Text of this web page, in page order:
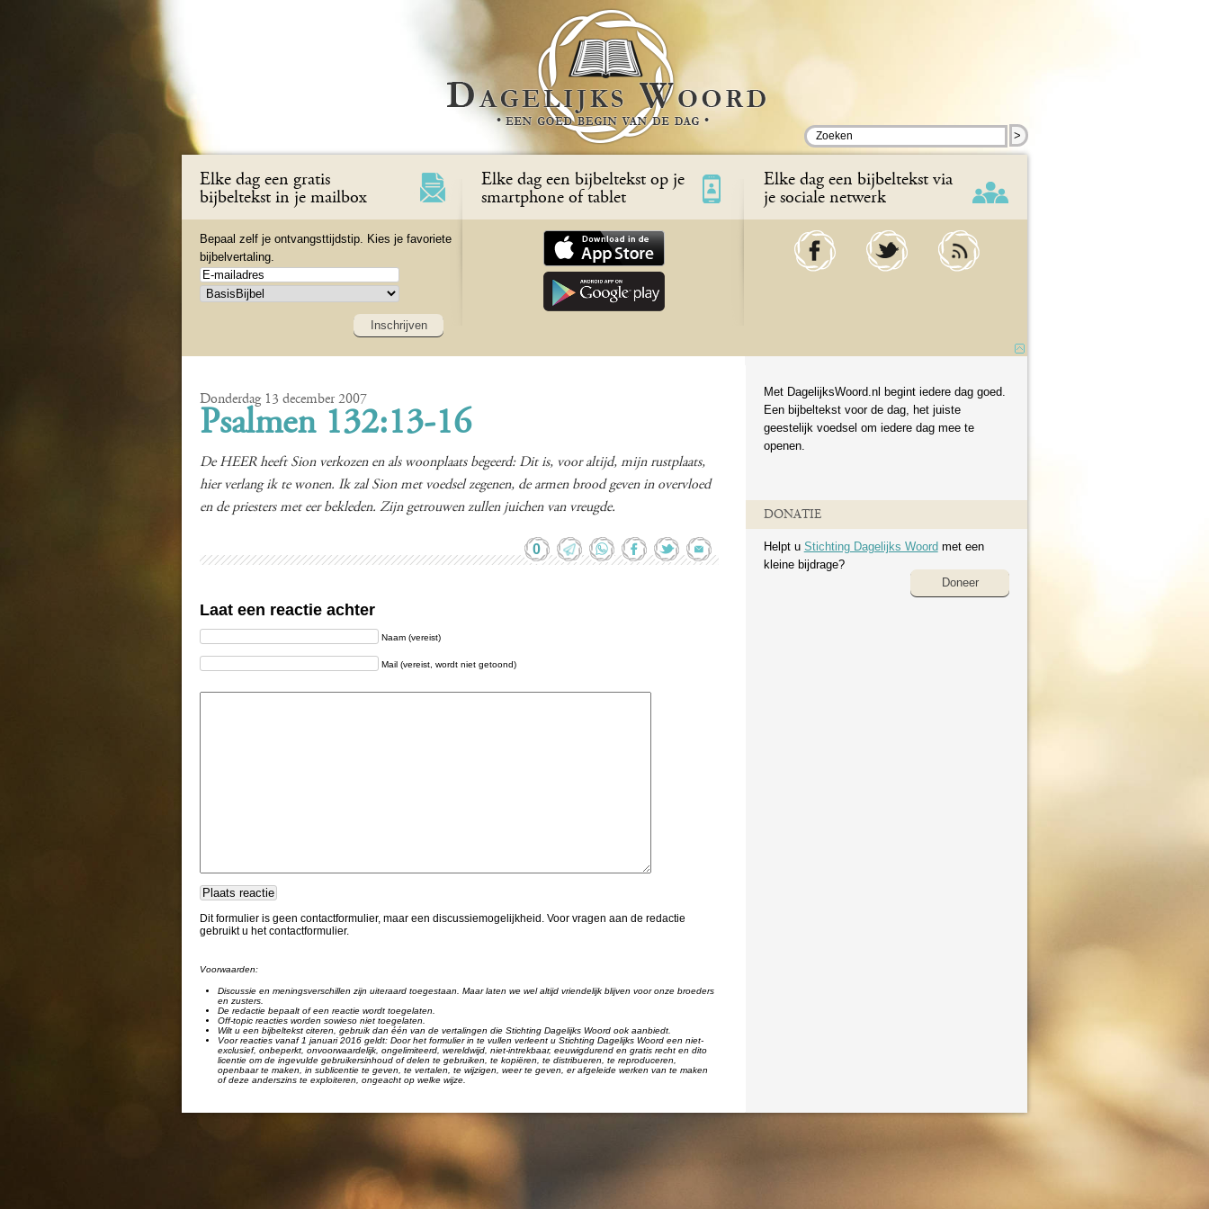
>
Elke dag een gratis
bijbeltekst in je mailbox
Bepaal zelf je ontvangsttijdstip. Kies je favoriete
bijbelvertaling.
Inschrijven
Elke dag een bijbeltekst op je
smartphone of tablet
Elke dag een bijbeltekst via
je sociale netwerk
Donderdag 13 december 2007
Psalmen 132:13-16
De HEER heeft Sion verkozen en als woonplaats begeerd: Dit is, voor altijd, mijn rustplaats,
hier verlang ik te wonen. Ik zal Sion met voedsel zegenen, de armen brood geven in overvloed
en de priesters met eer bekleden. Zijn getrouwen zullen juichen van vreugde.
0
Laat een reactie achter
Naam (vereist)
Mail (vereist, wordt niet getoond)
Dit formulier is geen contactformulier, maar een discussiemogelijkheid. Voor vragen aan de redactie
gebruikt u het contactformulier.
Voorwaarden:
Discussie en meningsverschillen zijn uiteraard toegestaan. Maar laten we wel altijd vriendelijk blijven voor onze broeders
en zusters.
De redactie bepaalt of een reactie wordt toegelaten.
Off-topic reacties worden sowieso niet toegelaten.
Wilt u een bijbeltekst citeren, gebruik dan één van de vertalingen die Stichting Dagelijks Woord ook aanbiedt.
Voor reacties vanaf 1 januari 2016 geldt: Door het formulier in te vullen verleent u Stichting Dagelijks Woord een niet-
exclusief, onbeperkt, onvoorwaardelijk, ongelimiteerd, wereldwijd, niet-intrekbaar, eeuwigdurend en gratis recht en dito
licentie om de ingevulde gebruikersinhoud of delen te gebruiken, te kopiëren, te distribueren, te reproduceren,
openbaar te maken, in sublicentie te geven, te vertalen, te wijzigen, weer te geven, er afgeleide werken van te maken
of deze anderszins te exploiteren, ongeacht op welke wijze.
Met DagelijksWoord.nl begint iedere dag goed.
Een bijbeltekst voor de dag, het juiste
geestelijk voedsel om iedere dag mee te
openen.
DONATIE
Helpt u Stichting Dagelijks Woord met een
kleine bijdrage?
Doneer